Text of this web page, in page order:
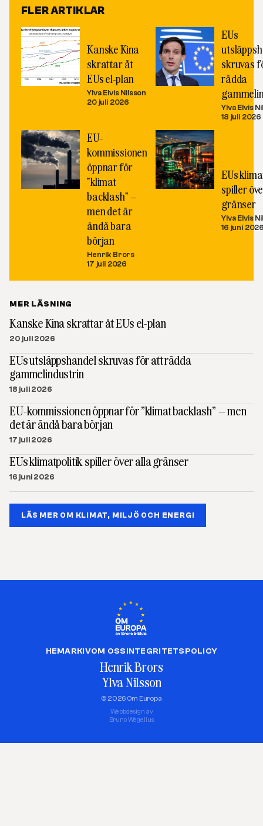
FLER ARTIKLAR
Kanske Kina
skrattar åt
EUs el-plan
Ylva Elvis Nilsson
20 juli 2026
EUs
skruvas
rädda
Ylva Elvis
18 juli 2026
EU-
kommissionen
öppnar för
”klimat
backlash” –
men det är
ändå bara
början
Henrik Brors
17 juli 2026
EUs
spiller
gränser
Ylva Elvis
16 juni
MER LÄSNING
Kanske Kina skrattar åt EUs el-plan
20 juli 2026
EUs utsläppshandel skruvas för att rädda
gammelindustrin
18 juli 2026
EU-kommissionen öppnar för ”klimat backlash” – men
det är ändå bara början
17 juli 2026
EUs klimatpolitik spiller över alla gränser
16 juni 2026
LÄS MER OM KLIMAT, MILJÖ OCH ENERGI
HEMARKIVOM OSSINTEGRITETSPOLICY
Henrik Brors
Ylva Nilsson
© 2026 Om Europa
Webbdesign av
Bruno Wegelius